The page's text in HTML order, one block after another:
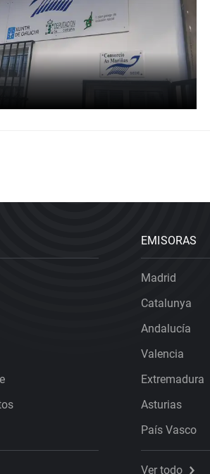
EMISORAS
Madrid
Catalunya
Andalucía
Valencia
Extremadura
Asturias
País Vasco
Ver todo